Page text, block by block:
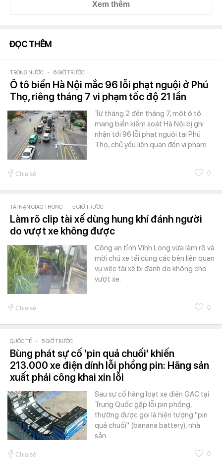
Xem thêm
ĐỌC THÊM
TRONG NƯỚC - 6 GIỜ TRƯỚC
Ô tô biển Hà Nội mắc 96 lỗi phạt nguội ở Phú
Thọ, riêng tháng 7 vi phạm tốc độ 21 lần
Từ tháng 2 đến tháng 7, một ô tô
mang biển kiểm soát Hà Nội bị ghi
nhận tới 96 lỗi phạt nguội tại Phú
Thọ, chủ yếu liên quan đến vi phạm…
Chia sẻ 0
TAI NẠN GIAO THÔNG - 5 GIỜ TRƯỚC
Làm rõ clip tài xế dùng hung khí đánh người
do vượt xe không được
Công an tỉnh Vĩnh Long vừa làm rõ và
mời chủ xe tải cùng các bên liên quan
vụ việc tài xế bị đánh do không cho
vượt xe.
Chia sẻ 0
QUỐC TẾ - 5 GIỜ TRƯỚC
Bùng phát sự cố 'pin quả chuối' khiến
213.000 xe điện dính lỗi phồng pin: Hãng sản
xuất phải công khai xin lỗi
Sau sự cố hàng loạt xe điện GAC tại
Trung Quốc gặp lỗi pin phồng,
thường được gọi là hiện tượng "pin
quả chuối" (banana battery), nhà
sản…
Chia sẻ 0